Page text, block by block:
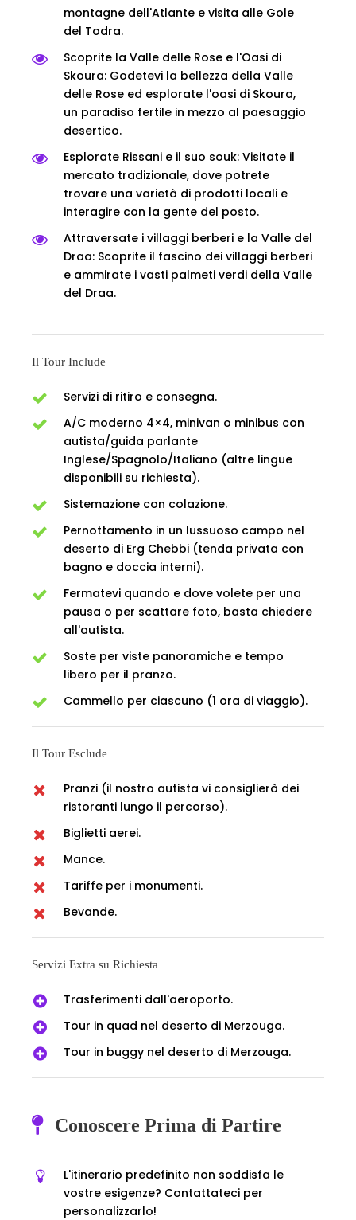
montagne dell'Atlante e visita alle Gole
del Todra.
Scoprite la Valle delle Rose e l'Oasi di
Skoura: Godetevi la bellezza della Valle
delle Rose ed esplorate l'oasi di Skoura,
un paradiso fertile in mezzo al paesaggio
desertico.
Esplorate Rissani e il suo souk: Visitate il
mercato tradizionale, dove potrete
trovare una varietà di prodotti locali e
interagire con la gente del posto.
Attraversate i villaggi berberi e la Valle del
Draa: Scoprite il fascino dei villaggi berberi
e ammirate i vasti palmeti verdi della Valle
del Draa.
Il Tour Include
Servizi di ritiro e consegna.
A/C moderno 4×4, minivan o minibus con
autista/guida parlante
Inglese/Spagnolo/Italiano (altre lingue
disponibili su richiesta).
Sistemazione con colazione.
Pernottamento in un lussuoso campo nel
deserto di Erg Chebbi (tenda privata con
bagno e doccia interni).
Fermatevi quando e dove volete per una
pausa o per scattare foto, basta chiedere
all'autista.
Soste per viste panoramiche e tempo
libero per il pranzo.
Cammello per ciascuno (1 ora di viaggio).
Il Tour Esclude
Pranzi (il nostro autista vi consiglierà dei
ristoranti lungo il percorso).
Biglietti aerei.
Mance.
Tariffe per i monumenti.
Bevande.
Servizi Extra su Richiesta
Trasferimenti dall'aeroporto.
Tour in quad nel deserto di Merzouga.
Tour in buggy nel deserto di Merzouga.
Conoscere Prima di Partire
L'itinerario predefinito non soddisfa le
vostre esigenze? Contattateci per
personalizzarlo!